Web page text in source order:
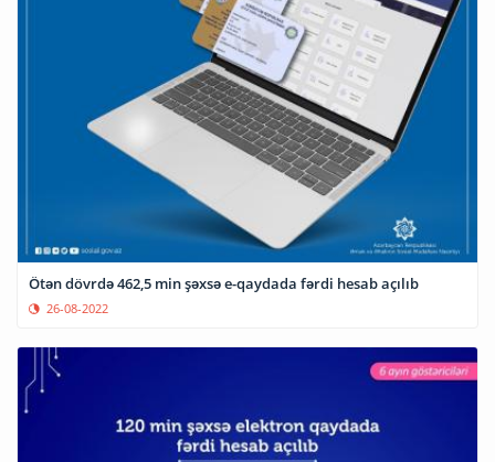
Ötən dövrdə 462,5 min şəxsə e-qaydada fərdi hesab açılıb
26-08-2022